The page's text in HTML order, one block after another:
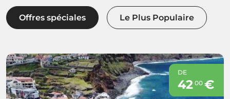
Offres spéciales Le Plus Populaire
DE
42 00€